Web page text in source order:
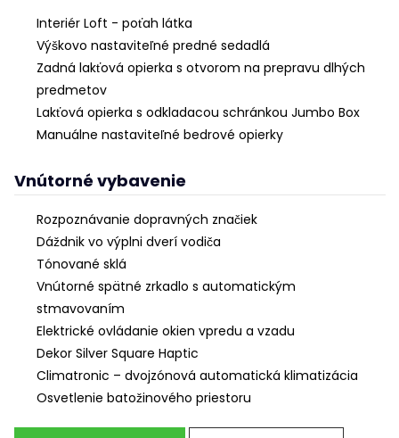
Interiér Loft - poťah látka
Výškovo nastaviteľné predné sedadlá
Zadná lakťová opierka s otvorom na prepravu dlhých
predmetov
Lakťová opierka s odkladacou schránkou Jumbo Box
Manuálne nastaviteľné bedrové opierky
Vnútorné vybavenie
Rozpoznávanie dopravných značiek
Dáždnik vo výplni dverí vodiča
Tónované sklá
Vnútorné spätné zrkadlo s automatickým
stmavovaním
Elektrické ovládanie okien vpredu a vzadu
Dekor Silver Square Haptic
Climatronic – dvojzónová automatická klimatizácia
Osvetlenie batožinového priestoru